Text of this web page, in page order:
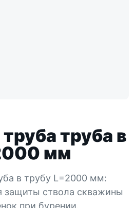
труба в
мм
в трубу L=2000 мм:
защиты ствола скважины
при бурении.